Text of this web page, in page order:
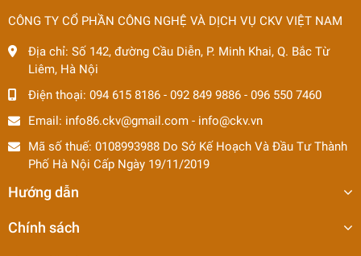
CÔNG TY CỔ PHẦN CÔNG NGHỆ VÀ DỊCH VỤ CKV VIỆT NAM
Địa chỉ: Số 142, đường Cầu Diễn, P. Minh Khai, Q. Bắc Từ
Liêm, Hà Nội
Điện thoại: 094 615 8186 - 092 849 9886 - 096 550 7460
Email: info86.ckv@gmail.com - info@ckv.vn
Mã số thuế: 0108993988 Do Sở Kế Hoạch Và Đầu Tư Thành
Phố Hà Nội Cấp Ngày 19/11/2019
Hướng dẫn
Chính sách